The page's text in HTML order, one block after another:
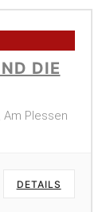
DIE
Plessen
DETAILS